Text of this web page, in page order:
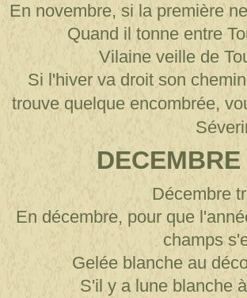
En novembre, si la première
Quand il tonne entre
Vilaine veille de
Si l'hiver va droit son
trouve quelque encombrée,
DECEMBRE
Décembre
En décembre, pour que
champs
Gelée blanche au
S'il y a lune blanche